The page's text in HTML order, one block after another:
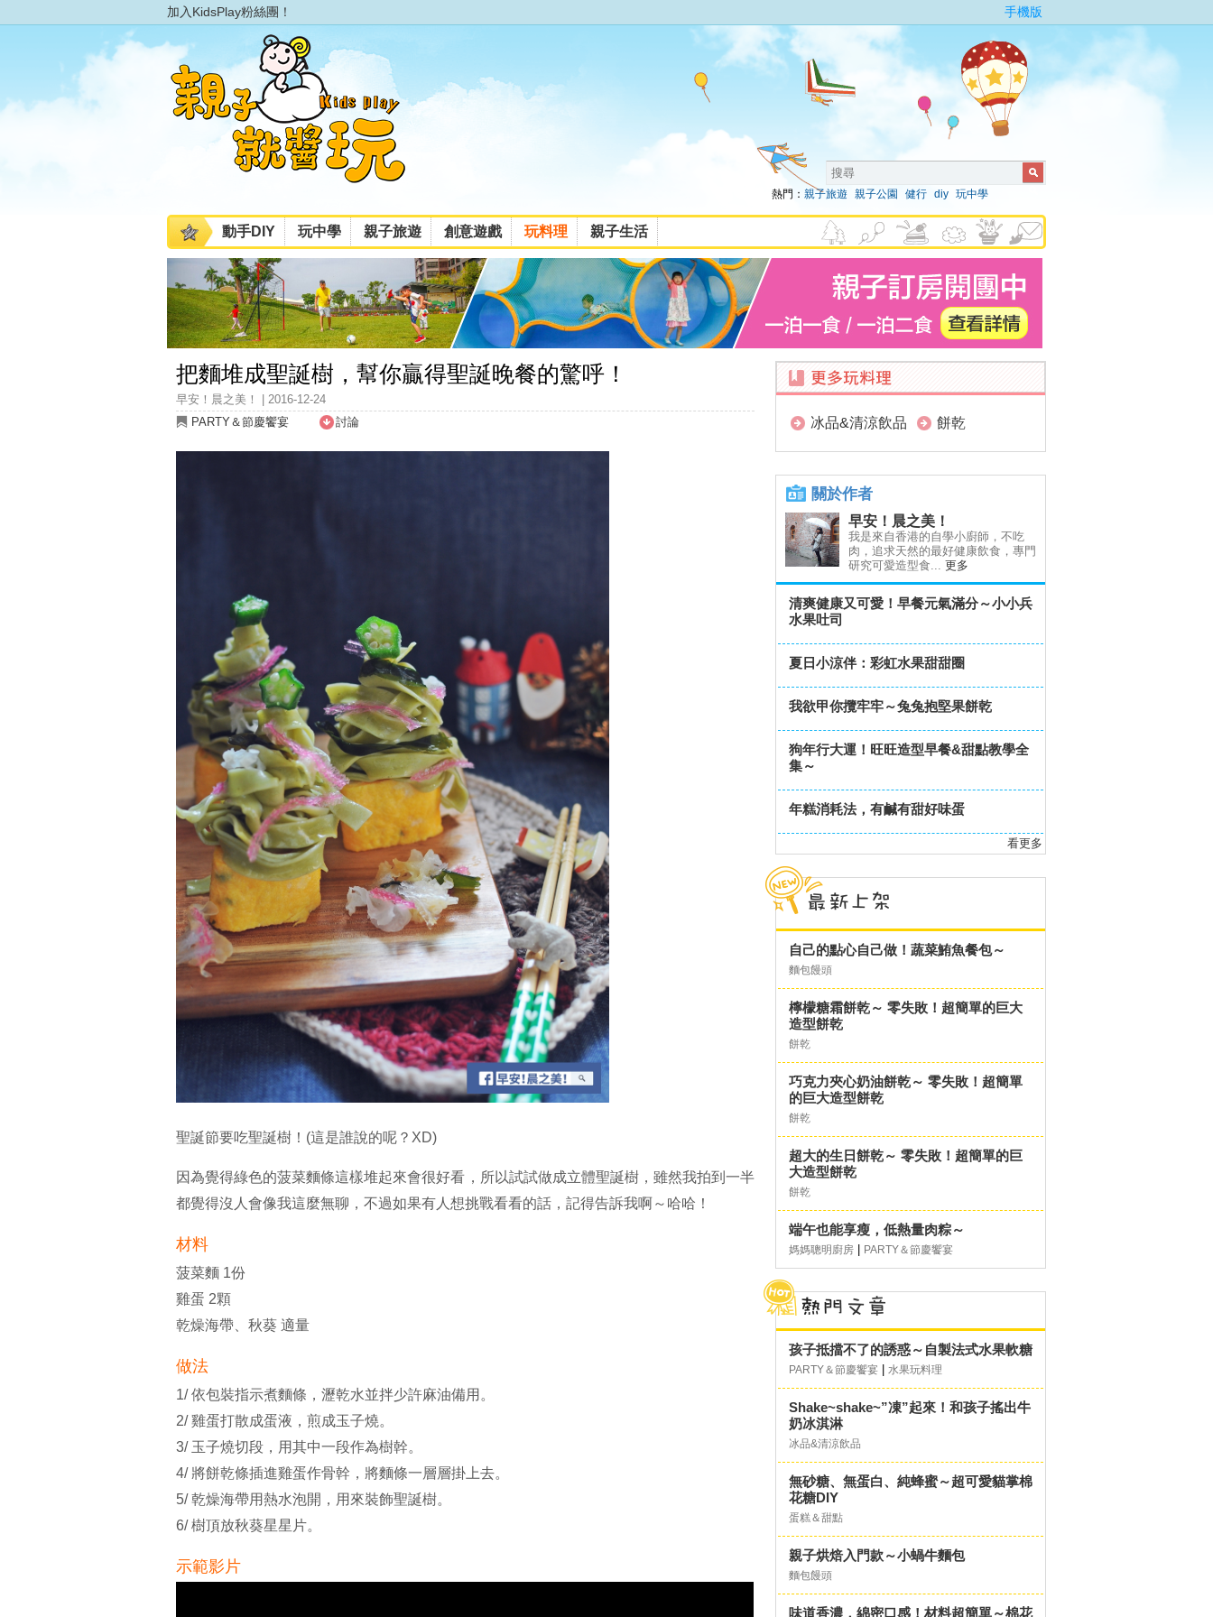
加入KidsPlay粉絲團！ 手機版
熱門： 親子旅遊 親子公園 健行 diy 玩中學
動手DIY 玩中學 親子旅遊 創意遊戲 玩料理 親子生活
把麵堆成聖誕樹，幫你贏得聖誕晚餐的驚呼！
早安！晨之美！ | 2016-12-24
PARTY＆節慶饗宴
討論
聖誕節要吃聖誕樹！(這是誰說的呢？XD)
因為覺得綠色的菠菜麵條這樣堆起來會很好看，所以試試做成立體聖誕樹，雖然我拍到一半
都覺得沒人會像我這麼無聊，不過如果有人想挑戰看看的話，記得告訴我啊～哈哈！
材料
菠菜麵 1份
雞蛋 2顆
乾燥海帶、秋葵 適量
做法
1/ 依包裝指示煮麵條，瀝乾水並拌少許麻油備用。
2/ 雞蛋打散成蛋液，煎成玉子燒。
3/ 玉子燒切段，用其中一段作為樹幹。
4/ 將餅乾條插進雞蛋作骨幹，將麵條一層層掛上去。
5/ 乾燥海帶用熱水泡開，用來裝飾聖誕樹。
6/ 樹頂放秋葵星星片。
示範影片
冰品&清涼飲品 餅乾
關於作者
早安！晨之美！
我是來自香港的自學小廚師，不吃
肉，追求天然的最好健康飲食，專門
研究可愛造型食... 更多
清爽健康又可愛！早餐元氣滿分～小小兵
水果吐司
夏日小涼伴：彩虹水果甜甜圈
我欲甲你攬牢牢～兔兔抱堅果餅乾
狗年行大運！旺旺造型早餐&甜點教學全
集～
年糕消耗法，有鹹有甜好味蛋
看更多
自己的點心自己做！蔬菜鮪魚餐包～
麵包饅頭
檸檬糖霜餅乾～ 零失敗！超簡單的巨大
造型餅乾
餅乾
巧克力夾心奶油餅乾～ 零失敗！超簡單
的巨大造型餅乾
餅乾
超大的生日餅乾～ 零失敗！超簡單的巨
大造型餅乾
餅乾
端午也能享瘦，低熱量肉粽～
媽媽聰明廚房 PARTY＆節慶饗宴
孩子抵擋不了的誘惑～自製法式水果軟糖
PARTY＆節慶饗宴 水果玩料理
Shake~shake~”凍”起來！和孩子搖出牛
奶冰淇淋
冰品&清涼飲品
無砂糖、無蛋白、純蜂蜜～超可愛貓掌棉
花糖DIY
蛋糕＆甜點
親子烘焙入門款～小蝸牛麵包
麵包饅頭
味道香濃，綿密口感！材料超簡單～棉花